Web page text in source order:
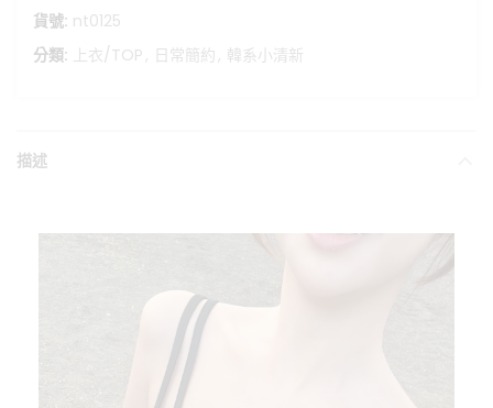
貨號: nt0125
分類: 上衣/TOP , 日常簡約 , 韓系小清新
描述